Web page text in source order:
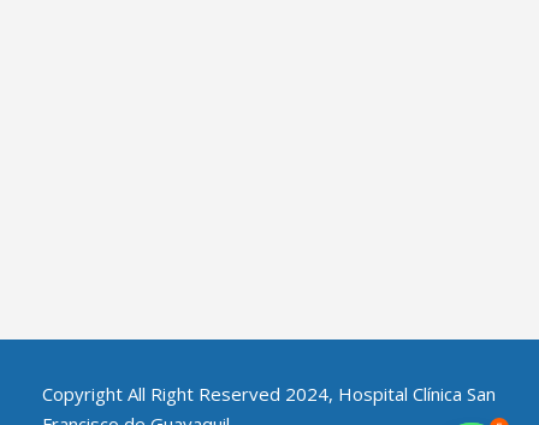
Copyright All Right Reserved 2024, Hospital Clínica San